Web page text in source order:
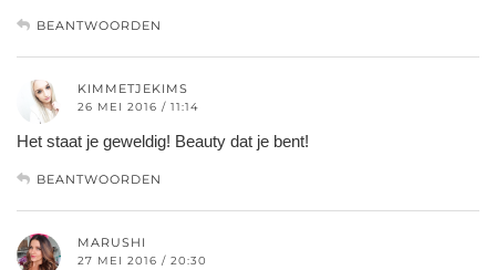
BEANTWOORDEN
KIMMETJEKIMS
26 MEI 2016 / 11:14
Het staat je geweldig! Beauty dat je bent!
BEANTWOORDEN
MARUSHI
27 MEI 2016 / 20:30